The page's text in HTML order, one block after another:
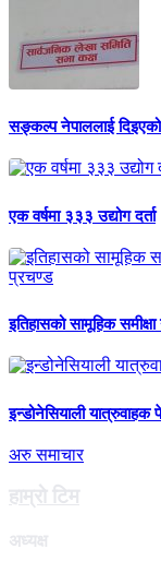
सङ्कल्प नेपाललाई
एक वर्षमा ३३३ उद्योग दर्ता
इतिहासको सामूहिक
इन्डोनेसियाली
अरु समाचार
हाम्राे टिम
अध्यक्ष